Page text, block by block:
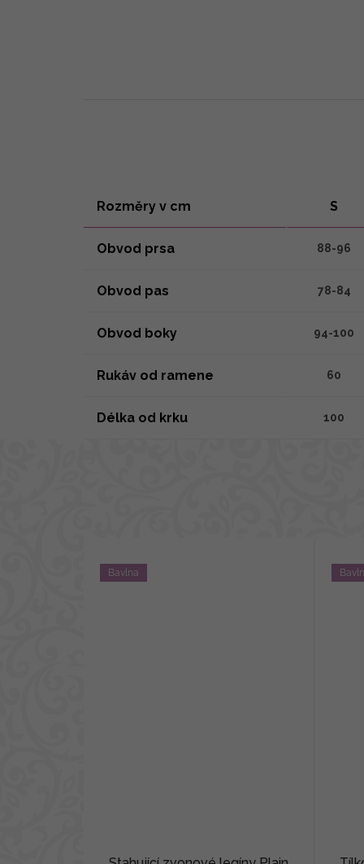
Bavlna
Rozměry v cm S
Obvod prsa 88-96
Obvod pas 78-84
Obvod boky 94-100
Rukáv od ramene 60
Délka od krku 100